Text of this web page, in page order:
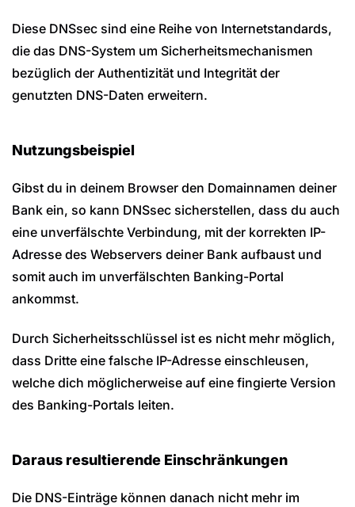
Diese DNSsec sind eine Reihe von Internetstandards,
die das DNS-System um Sicherheitsmechanismen
bezüglich der Authentizität und Integrität der
genutzten DNS-Daten erweitern.
Nutzungsbeispiel
Gibst du in deinem Browser den Domainnamen deiner
Bank ein, so kann DNSsec sicherstellen, dass du auch
eine unverfälschte Verbindung, mit der korrekten IP-
Adresse des Webservers deiner Bank aufbaust und
somit auch im unverfälschten Banking-Portal
ankommst.
Durch Sicherheitsschlüssel ist es nicht mehr möglich,
dass Dritte eine falsche IP-Adresse einschleusen,
welche dich möglicherweise auf eine fingierte Version
des Banking-Portals leiten.
Daraus resultierende Einschränkungen
Die DNS-Einträge können danach nicht mehr im